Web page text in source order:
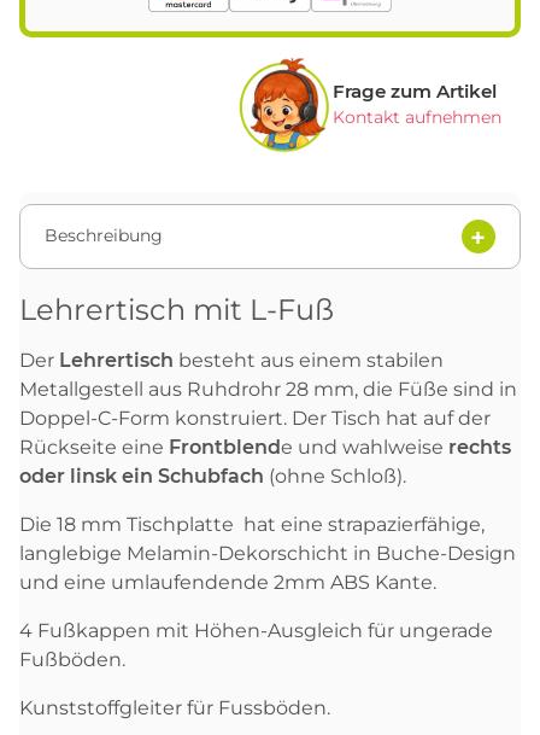
Frage zum Artikel
Kontakt aufnehmen
Beschreibung
Lehrertisch mit L-Fuß
Der Lehrertisch besteht aus einem stabilen
Metallgestell aus Ruhdrohr 28 mm, die Füße sind in
Doppel-C-Form konstruiert. Der Tisch hat auf der
Rückseite eine Frontblende und wahlweise rechts
oder linsk ein Schubfach (ohne Schloß).
Die 18 mm Tischplatte hat eine strapazierfähige,
langlebige Melamin-Dekorschicht in Buche-Design
und eine umlaufendende 2mm ABS Kante.
4 Fußkappen mit Höhen-Ausgleich für ungerade
Fußböden.
Kunststoffgleiter für Fussböden.